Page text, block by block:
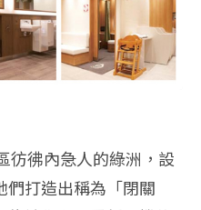
彷彿內急人的綠洲，設
們打造出稱為「閉關